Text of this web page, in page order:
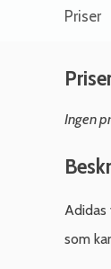
Priser
Ingen
som